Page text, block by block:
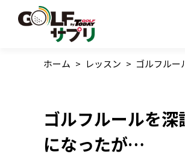
ホーム > レッスン > ゴルフル
ゴルフルールを
になったが…